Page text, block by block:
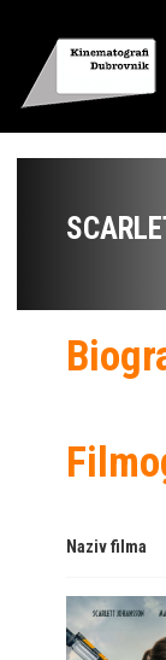
Naziv filma